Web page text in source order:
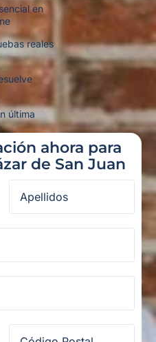
en
reales
última
ahora para
de San Juan